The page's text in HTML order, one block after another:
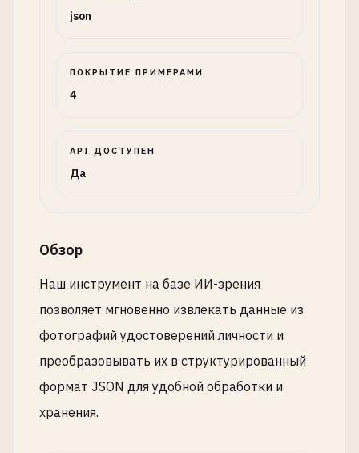
json
ПОКРЫТИЕ ПРИМЕРАМИ
4
API ДОСТУПЕН
Да
Обзор
Наш инструмент на базе ИИ-зрения
позволяет мгновенно извлекать данные из
фотографий удостоверений личности и
преобразовывать их в структурированный
формат JSON для удобной обработки и
хранения.